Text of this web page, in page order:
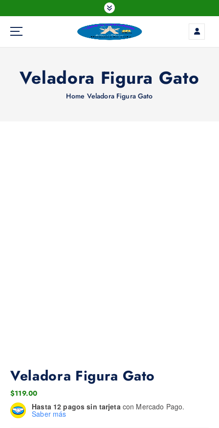
k
t
Veladora Figura Gato
Home Veladora Figura Gato
Veladora Figura Gato
$119.00
Hasta 12 pagos sin tarjeta con Mercado Pago.
Saber más